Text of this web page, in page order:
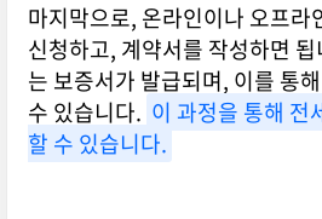
마지막으로, 온라인이나 오프라
신청하고, 계약서를 작성하면
는 보증서가 발급되며, 이를 통
수 있습니다. 이 과정을 통해 전
할 수 있습니다.